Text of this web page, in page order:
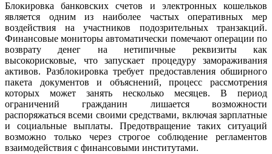
Блокировка банковских счетов и электронных кошельков
является одним из наиболее частых оперативных мер
воздействия на участников подозрительных транзакций.
Финансовые мониторы автоматически помечают операции по
возврату денег на нетипичные реквизиты как
высокорисковые, что запускает процедуру замораживания
активов. Разблокировка требует предоставления обширного
пакета документов и объяснений, процесс рассмотрения
которых может занять несколько месяцев. В период
ограничений гражданин лишается возможности
распоряжаться всеми своими средствами, включая зарплатные
и социальные выплаты. Предотвращение таких ситуаций
возможно только через строгое соблюдение регламентов
взаимодействия с финансовыми институтами.